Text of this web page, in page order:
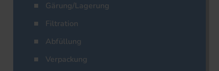
Gärung/Lagerung
Filtration
Abfüllung
Verpackung